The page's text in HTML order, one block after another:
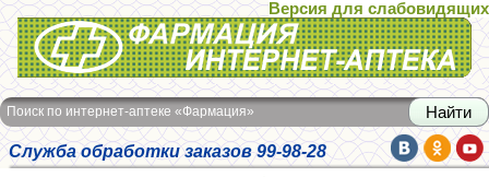
Интернет-аптека Фармация
Версия для слабовидящих
Поиск по интернет-аптеке «Фармация»
Служба обработки заказов 99-98-28